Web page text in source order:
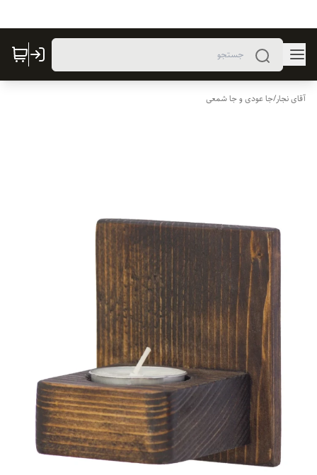
آقای نجار/جا عودی و جا شمعی